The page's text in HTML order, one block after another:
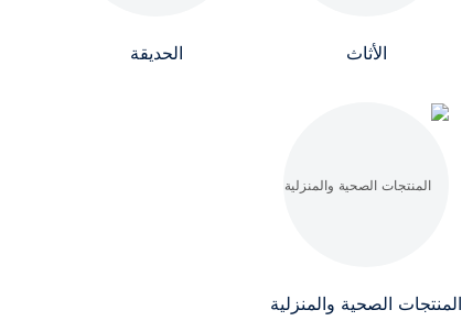
الأثاث الحديقة
المنتجات الصحية والمنزلية